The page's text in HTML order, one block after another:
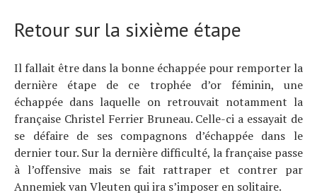
Retour sur la sixième étape
Il fallait être dans la bonne échappée pour remporter la
dernière étape de ce trophée d’or féminin, une
échappée dans laquelle on retrouvait notamment la
française Christel Ferrier Bruneau. Celle-ci a essayait de
se défaire de ses compagnons d’échappée dans le
dernier tour. Sur la dernière difficulté, la française passe
à l’offensive mais se fait rattraper et contrer par
Annemiek van Vleuten qui ira s’imposer en solitaire.